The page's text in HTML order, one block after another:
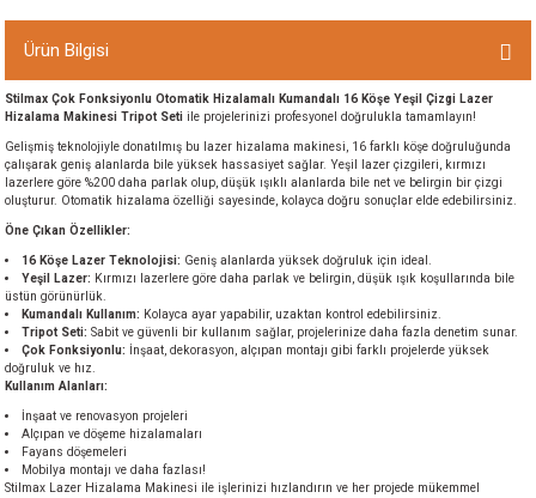
Ürün Bilgisi
Stilmax Çok Fonksiyonlu Otomatik Hizalamalı Kumandalı 16 Köşe Yeşil Çizgi Lazer
Hizalama Makinesi Tripot Seti ile projelerinizi profesyonel doğrulukla tamamlayın!
Gelişmiş teknolojiyle donatılmış bu lazer hizalama makinesi, 16 farklı köşe doğruluğunda
çalışarak geniş alanlarda bile yüksek hassasiyet sağlar. Yeşil lazer çizgileri, kırmızı
lazerlere göre %200 daha parlak olup, düşük ışıklı alanlarda bile net ve belirgin bir çizgi
oluşturur. Otomatik hizalama özelliği sayesinde, kolayca doğru sonuçlar elde edebilirsiniz.
Öne Çıkan Özellikler:
16 Köşe Lazer Teknolojisi: Geniş alanlarda yüksek doğruluk için ideal.
Yeşil Lazer: Kırmızı lazerlere göre daha parlak ve belirgin, düşük ışık koşullarında bile
üstün görünürlük.
Kumandalı Kullanım: Kolayca ayar yapabilir, uzaktan kontrol edebilirsiniz.
Tripot Seti: Sabit ve güvenli bir kullanım sağlar, projelerinize daha fazla denetim sunar.
Çok Fonksiyonlu: İnşaat, dekorasyon, alçıpan montajı gibi farklı projelerde yüksek
doğruluk ve hız.
Kullanım Alanları:
İnşaat ve renovasyon projeleri
Alçıpan ve döşeme hizalamaları
Fayans döşemeleri
Mobilya montajı ve daha fazlası!
Stilmax Lazer Hizalama Makinesi ile işlerinizi hızlandırın ve her projede mükemmel